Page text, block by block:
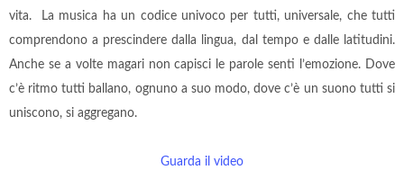
vita. La musica ha un codice univoco per tutti, universale, che tutti
comprendono a prescindere dalla lingua, dal tempo e dalle latitudini.
Anche se a volte magari non capisci le parole senti l’emozione. Dove
c’è ritmo tutti ballano, ognuno a suo modo, dove c’è un suono tutti si
uniscono, si aggregano.
Guarda il video